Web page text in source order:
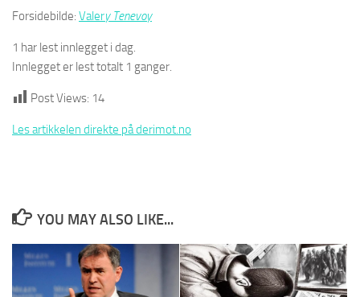
Forsidebilde: Valery Tenevoy
1 har lest innlegget i dag.
Innlegget er lest totalt 1 ganger.
Post Views: 14
Les artikkelen direkte på derimot.no
YOU MAY ALSO LIKE...